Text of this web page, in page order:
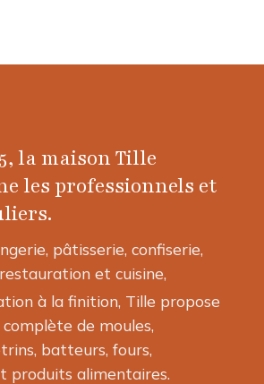
la maison Tille
les professionnels et
pâtisserie, confiserie,
et cuisine,
à la finition, Tille propose
de moules,
batteurs, fours,
produits alimentaires.